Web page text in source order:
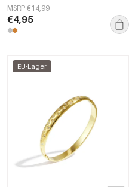
MSRP €14,99
€4,95
EU-Lager